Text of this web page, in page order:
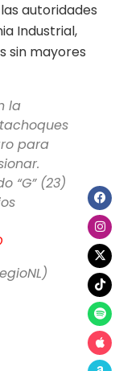
autoridades
Industrial,
sin mayores
la
para
“G” (23)